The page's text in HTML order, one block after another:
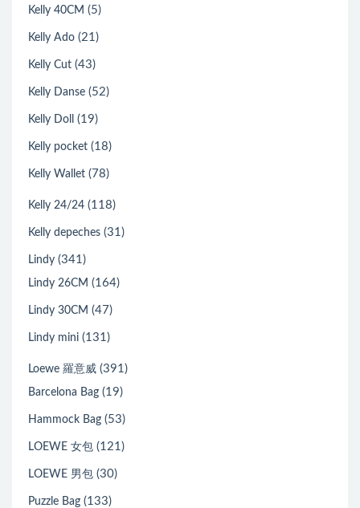
Kelly 40CM (5)
Kelly Ado (21)
Kelly Cut (43)
Kelly Danse (52)
Kelly Doll (19)
Kelly pocket (18)
Kelly Wallet (78)
Kelly 24/24 (118)
Kelly depeches (31)
Lindy (341)
Lindy 26CM (164)
Lindy 30CM (47)
Lindy mini (131)
Loewe 羅意威 (391)
Barcelona Bag (19)
Hammock Bag (53)
LOEWE 女包 (121)
LOEWE 男包 (30)
Puzzle Bag (133)